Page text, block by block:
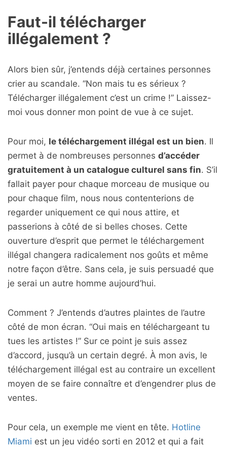
Faut-il télécharger
illégalement ?
Alors bien sûr, j’entends déjà certaines personnes
crier au scandale. “Non mais tu es sérieux ?
Télécharger illégalement c’est un crime !” Laissez-
moi vous donner mon point de vue à ce sujet.
Pour moi, le téléchargement illégal est un bien. Il
permet à de nombreuses personnes d’accéder
gratuitement à un catalogue culturel sans fin. S’il
fallait payer pour chaque morceau de musique ou
pour chaque film, nous nous contenterions de
regarder uniquement ce qui nous attire, et
passerions à côté de si belles choses. Cette
ouverture d’esprit que permet le téléchargement
illégal changera radicalement nos goûts et même
notre façon d’être. Sans cela, je suis persuadé que
je serai un autre homme aujourd’hui.
Comment ? J’entends d’autres plaintes de l’autre
côté de mon écran. “Oui mais en téléchargeant tu
tues les artistes !” Sur ce point je suis assez
d’accord, jusqu’à un certain degré. À mon avis, le
téléchargement illégal est au contraire un excellent
moyen de se faire connaître et d’engendrer plus de
ventes.
Pour cela, un exemple me vient en tête. Hotline
Miami est un jeu vidéo sorti en 2012 et qui a fait